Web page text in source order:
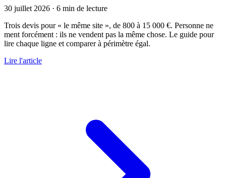
30 juillet 2026 · 6 min de lecture
Trois devis pour « le même site », de 800 à 15 000 €. Personne ne
ment forcément : ils ne vendent pas la même chose. Le guide pour
lire chaque ligne et comparer à périmètre égal.
Lire l'article